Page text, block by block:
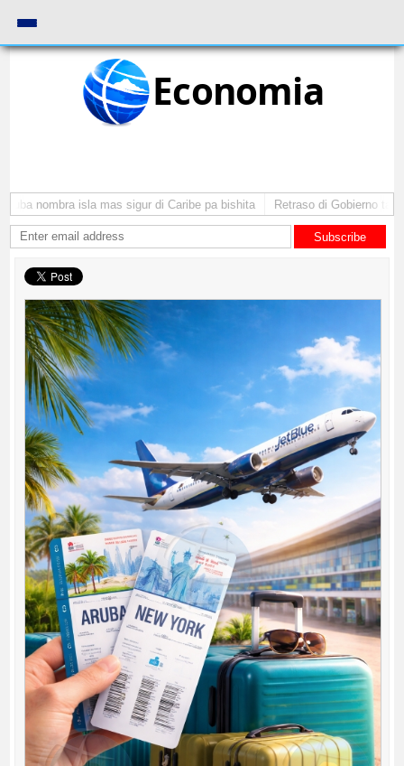
Economia
nombra isla mas sigur di Caribe pa bishita Retraso di Gobierno ta
Subscribe